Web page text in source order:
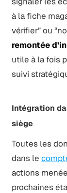
à la fiche
vérifier” ou
remontée
utile à la fois
suivi
Intégration
siège
Toutes les
dans le
actions
prochaines